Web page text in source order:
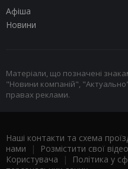
Афіша
Новини
Матеріали, що позначені
"Новини компаній",
правах реклами.
Наші контакти та схема
нами | Розмістити свої
Користувача |
Політика у